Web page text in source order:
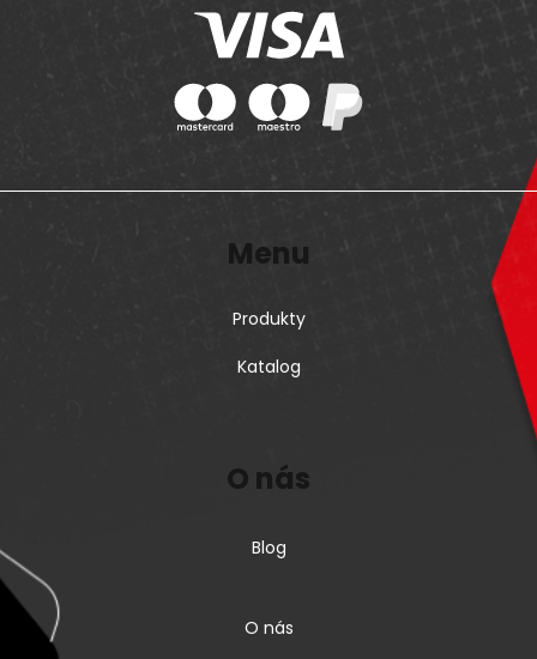
Menu
Produkty
Katalog
O nás
Blog
O nás